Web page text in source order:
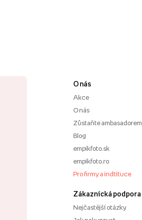
O nás
Akce
O nás
Zůstaňte ambasadorem
Blog
empikfoto.sk
empikfoto.ro
Pro firmy a indtituce
Zákaznícká podpora
Nejčastější otázky